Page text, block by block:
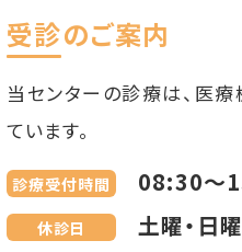
受診のご案内
当センターの診療は、医
ています。
診療受付時間 08:30～
休診日 土曜・日